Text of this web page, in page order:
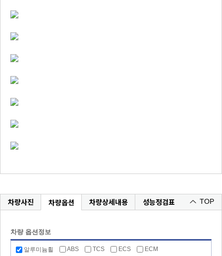
차량사진 차량옵션 차량상세내용 성능정검표 TOP
차량 옵션정보
알루미늄휠 ABS TCS ECS
ECM